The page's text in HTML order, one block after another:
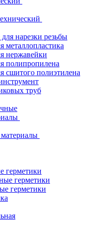
нарезки резьбы
металлопластика
нержавейки
полипропилена
сшитого полиэтилена
труб
герметики
герметики
герметики